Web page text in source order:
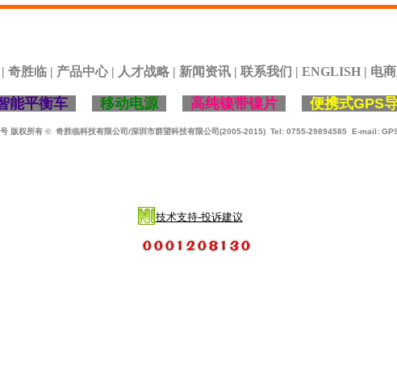
奇胜临| 产品中心| 人才战略| 新闻资讯| 联系我们 | ENGLISH| 电
能平衡车 移动电源 高纯镍带镍片 便携式GPS
版权所有 © 奇胜临科技有限公司/深圳市群望科技有限公司(2005-2015) Tel: 0755-29894585 E-mail:
技术支持-投诉建议